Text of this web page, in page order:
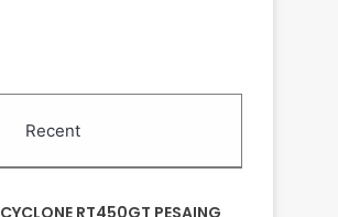
Recent
CYCLONE RT450GT PESAING